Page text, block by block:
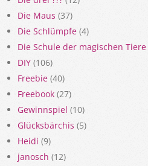
Die Maus (37)
Die Schlümpfe (4)
Die Schule der magischen Tiere
DIY (106)
Freebie (40)
Freebook (27)
Gewinnspiel (10)
Glücksbärchis (5)
Heidi (9)
janosch (12)